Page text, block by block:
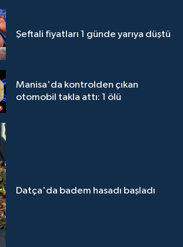
Şeftali fiyatları 1 günde yarıya düştü
Manisa'da kontrolden çıkan
otomobil takla attı: 1 ölü
Datça'da badem hasadı başladı